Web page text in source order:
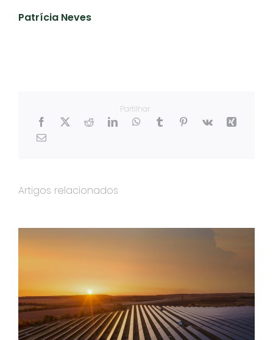
Patrícia Neves
Partilhar
Artigos relacionados